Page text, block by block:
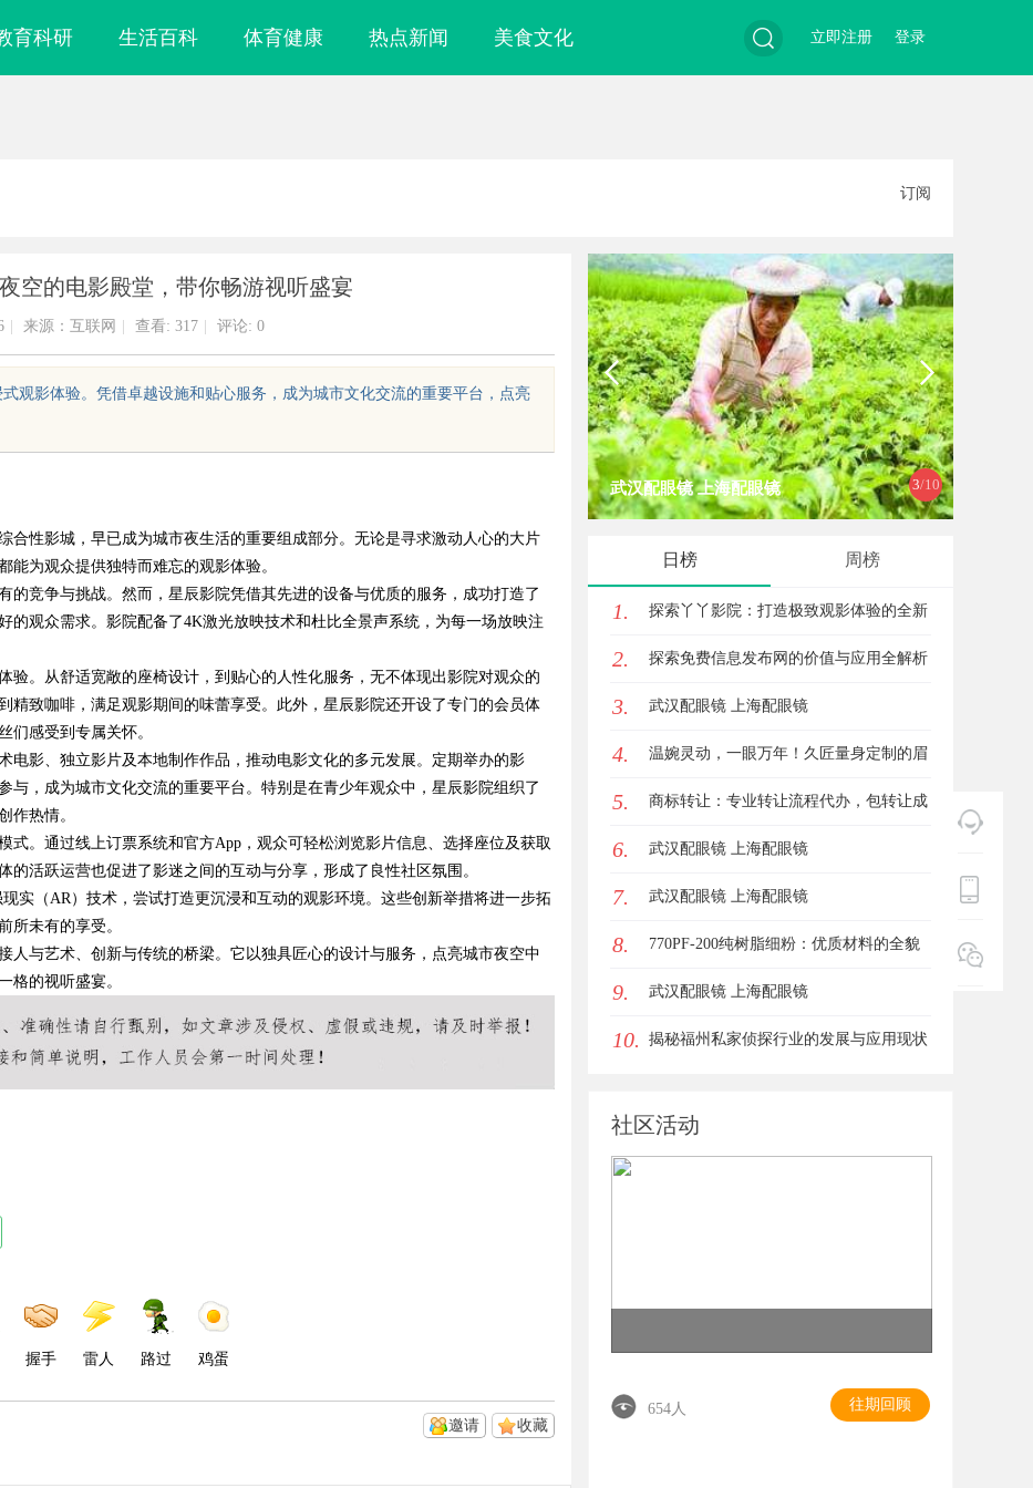
育科研 生活百科 体育健康 热点新闻 美食文化
索
登录
立即注册
订阅
空的电影殿堂，带你畅游视听盛宴
来源：互联网 查看: 317 评论: 0
观影体验。凭借卓越设施和贴心服务，成为城市文化交流的重要平台，点亮
合性影城，早已成为城市夜生活的重要组成部分。无论是寻求激动人心的大片
为观众提供独特而难忘的观影体验。
的竞争与挑战。然而，星辰影院凭借其先进的设备与优质的服务，成功打造了
的观众需求。影院配备了4K激光放映技术和杜比全景声系统，为每一场放映注
验。从舒适宽敞的座椅设计，到贴心的人性化服务，无不体现出影院对观众的
精致咖啡，满足观影期间的味蕾享受。此外，星辰影院还开设了专门的会员体
们感受到专属关怀。
电影、独立影片及本地制作作品，推动电影文化的多元发展。定期举办的影
与，成为城市文化交流的重要平台。特别是在青少年观众中，星辰影院组织了
作热情。
式。通过线上订票系统和官方App，观众可轻松浏览影片信息、选择座位及获取
活跃运营也促进了影迷之间的互动与分享，形成了良性社区氛围。
实（AR）技术，尝试打造更沉浸和互动的观影环境。这些创新举措将进一步拓
所未有的享受。
人与艺术、创新与传统的桥梁。它以独具匠心的设计与服务，点亮城市夜空中
格的视听盛宴。
握手 雷人 路过 鸡蛋
收藏
邀请
3/10
新模式
武汉配眼镜 上海配眼镜
日榜 周榜
1. 探索丫丫影院：打造极致观影体验的全新
影视平台
2. 探索免费信息发布网的价值与应用全解析
3. 武汉配眼镜 上海配眼镜
4. 温婉灵动，一眼万年！久匠量身定制的眉
眼唇，才是你整张脸的点睛之笔！淡颜系
女生的气质加分项
5. 商标转让：专业转让流程代办，包转让成
功再付款
6. 武汉配眼镜 上海配眼镜
7. 武汉配眼镜 上海配眼镜
8. 770PF-200纯树脂细粉：优质材料的全貌
与应用
9. 武汉配眼镜 上海配眼镜
10. 揭秘福州私家侦探行业的发展与应用现状
社区活动
654人 往期回顾